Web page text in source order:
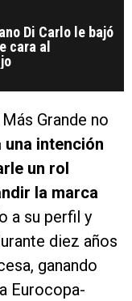
Di Carlo le bajó
cara al
Grande no
una intención
un rol
la marca
a su perfil y
diez años
ganando
Eurocopa-